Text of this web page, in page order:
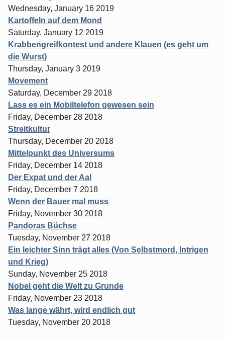
Wednesday, January 16 2019
Kartoffeln auf dem Mond
Saturday, January 12 2019
Krabbengreifkontest und andere Klauen (es geht um
die Wurst)
Thursday, January 3 2019
Movement
Saturday, December 29 2018
Lass es ein Mobiltelefon gewesen sein
Friday, December 28 2018
Streitkultur
Thursday, December 20 2018
Mittelpunkt des Universums
Friday, December 14 2018
Der Expat und der Aal
Friday, December 7 2018
Wenn der Bauer mal muss
Friday, November 30 2018
Pandoras Büchse
Tuesday, November 27 2018
Ein leichter Sinn trägt alles (Von Selbstmord, Intrigen
und Krieg)
Sunday, November 25 2018
Nobel geht die Welt zu Grunde
Friday, November 23 2018
Was lange währt, wird endlich gut
Tuesday, November 20 2018